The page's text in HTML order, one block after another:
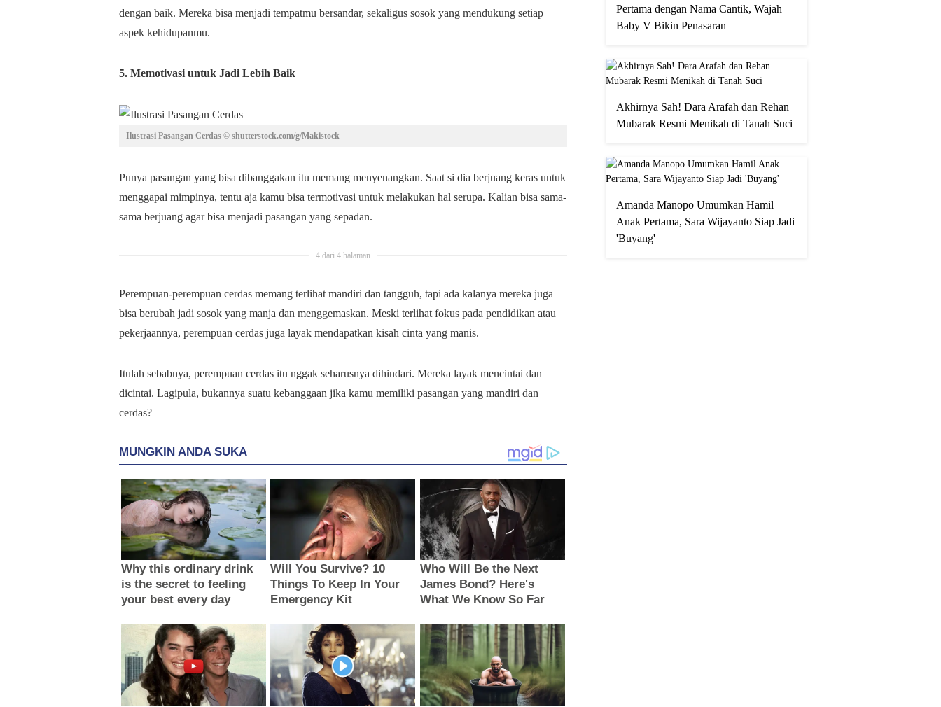
dengan baik. Mereka bisa menjadi tempatmu bersandar, sekaligus sosok yang mendukung setiap
aspek kehidupanmu.
5. Memotivasi untuk Jadi Lebih Baik
Ilustrasi Pasangan Cerdas © shutterstock.com/g/Makistock
Punya pasangan yang bisa dibanggakan itu memang menyenangkan. Saat si dia berjuang keras untuk
menggapai mimpinya, tentu aja kamu bisa termotivasi untuk melakukan hal serupa. Kalian bisa sama-
sama berjuang agar bisa menjadi pasangan yang sepadan.
4 dari 4 halaman
Perempuan-perempuan cerdas memang terlihat mandiri dan tangguh, tapi ada kalanya mereka juga
bisa berubah jadi sosok yang manja dan menggemaskan. Meski terlihat fokus pada pendidikan atau
pekerjaannya, perempuan cerdas juga layak mendapatkan kisah cinta yang manis.
Itulah sebabnya, perempuan cerdas itu nggak seharusnya dihindari. Mereka layak mencintai dan
dicintai. Lagipula, bukannya suatu kebanggaan jika kamu memiliki pasangan yang mandiri dan
cerdas?
Pertama dengan Nama Cantik, Wajah
Baby V Bikin Penasaran
Akhirnya Sah! Dara Arafah dan Rehan
Mubarak Resmi Menikah di Tanah Suci
Amanda Manopo Umumkan Hamil
Anak Pertama, Sara Wijayanto Siap Jadi
'Buyang'